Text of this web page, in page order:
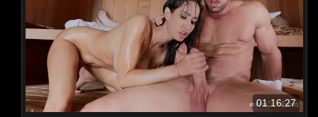
01:16:27